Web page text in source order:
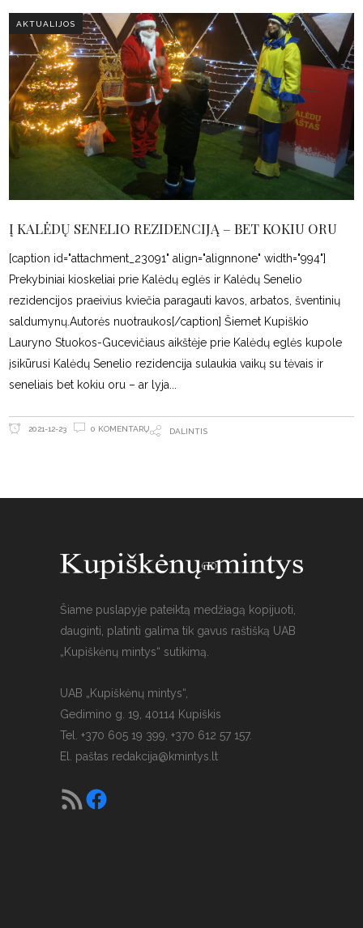
AKTUALIJOS
Į KALĖDŲ SENELIO REZIDENCIJĄ – BET KOKIU ORU
[caption id="attachment_23091" align="alignnone" width="994"]
Prekybiniai kioskeliai prie Kalėdų eglės ir Kalėdų Senelio
rezidencijos praeivius kviečia paragauti kavos, arbatos, šventinių
saldumynų.Autorės nuotraukos[/caption] Šiemet Kupiškio
Lauryno Stuokos-Gucevičiaus aikštėje prie Kalėdų eglės kupole
įsikūrusi Kalėdų Senelio rezidencija sulaukia vaikų su tėvais ir
seneliais bet kokiu oru – ar lyja
2021-12-23 0 KOMENTARŲ DALINTIS
Šiame puslapyje pateiktą medžiagą kopijuoti,
dauginti, platinti galima tik gavus raštišką UAB
„Kupiškėnų mintys“ sutikimą.
UAB „Kupiškėnų mintys“,
Gedimino g. 19, 40114 Kupiškis
Tel. +370 605 19 399, +370 612 57 157.
El. paštas redakcija@kmintys.lt